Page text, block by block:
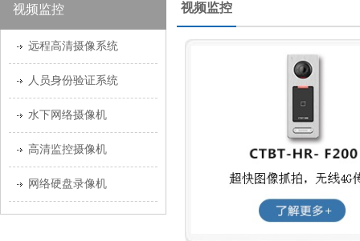
视频监控
远程高清摄像系统
人员身份验证系统
水下网络摄像机
高清监控摄像机
网络硬盘录像机
视频监控